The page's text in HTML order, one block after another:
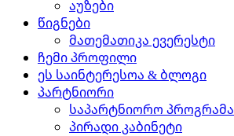
აუზები
წიგნები
მათემათიკა ევერესტი
ჩემი პროფილი
ეს საინტერესოა & ბლოგი
პარტნიორი
საპარტნიორო პროგრამა
პირადი კაბინეტი